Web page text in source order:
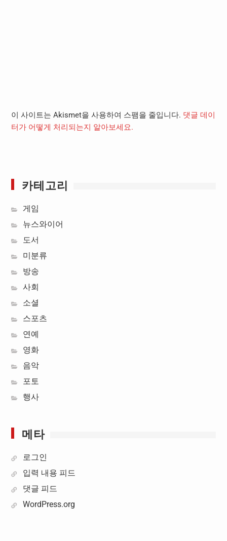
이 사이트는 Akismet을 사용하여 스팸을 줄입니다. 댓글 데이
터가 어떻게 처리되는지 알아보세요.
카테고리
게임
뉴스와이어
도서
미분류
방송
사회
소셜
스포츠
연예
영화
음악
포토
행사
메타
로그인
입력 내용 피드
댓글 피드
WordPress.org